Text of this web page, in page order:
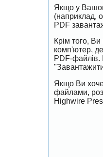
Якщо у
(наприклад,
PDF
Крім того,
комп'ютер,
PDF-файлів.
Якщо Ви
файлами,
Highwire